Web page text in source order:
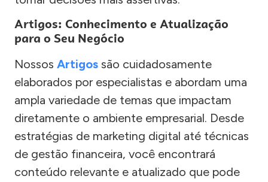
Artigos: Conhecimento e Atualização
para o Seu Negócio
Nossos Artigos são cuidadosamente
elaborados por especialistas e abordam uma
ampla variedade de temas que impactam
diretamente o ambiente empresarial. Desde
estratégias de marketing digital até técnicas
de gestão financeira, você encontrará
conteúdo relevante e atualizado que pode